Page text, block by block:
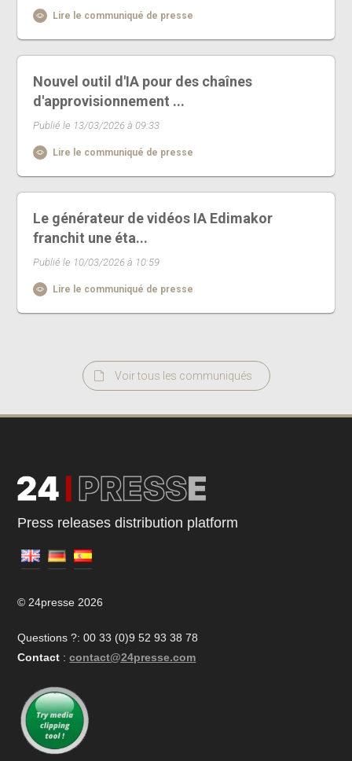
Lire le communiqué de presse
Nouvel outil d'IA pour des chaînes
d'approvisionnement ...
Publié le 13/03/2026 à 09:33
Lire le communiqué de presse
Le générateur de vidéos IA Edimakor
franchit une éta...
Publié le 10/03/2026 à 10:59
Lire le communiqué de presse
Voir tous les communiqués
Press releases distribution platform
© 24presse 2026
Questions ?: 00 33 (0)9 52 93 38 78
Contact : contact@24presse.com